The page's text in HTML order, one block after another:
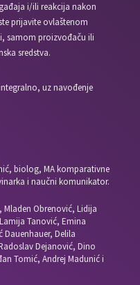
i/ili reakcija nakon
prijavite ovlaštenom
samom proizvođaču ili
sredstva.
uz navođenje
biolog, MA komparativne
i naučni komunikator.
Obrenović, Lidija
Tanović, Emina
Dauenhauer, Delila
Dejanović, Dino
Tomić, Andrej Madunić i